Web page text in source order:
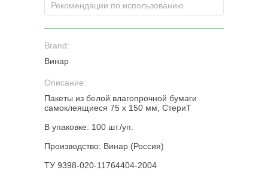
Рекомендации по использованию
Brand:
Винар
Описание:
Пакеты из белой влагопрочной бумаги
самоклеящиеся 75 x 150 мм, СтериТ
В упаковке: 100 шт./уп.
Производство: Винар (Россия)
ТУ 9398-020-11764404-2004